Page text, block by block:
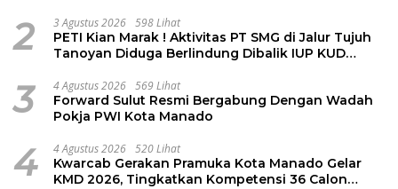
2 3 Agustus 2026 598 Lihat
PETI Kian Marak ! Aktivitas PT SMG di Jalur Tujuh
Tanoyan Diduga Berlindung Dibalik IUP KUD
3 4 Agustus 2026 569 Lihat
Forward Sulut Resmi Bergabung Dengan Wadah
Pokja PWI Kota Manado
4 4 Agustus 2026 520 Lihat
Kwarcab Gerakan Pramuka Kota Manado Gelar
KMD 2026, Tingkatkan Kompetensi 36 Calon